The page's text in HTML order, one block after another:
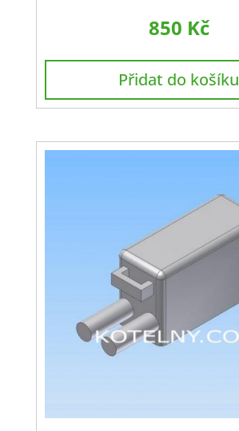
850 Kč
Přidat do košíku